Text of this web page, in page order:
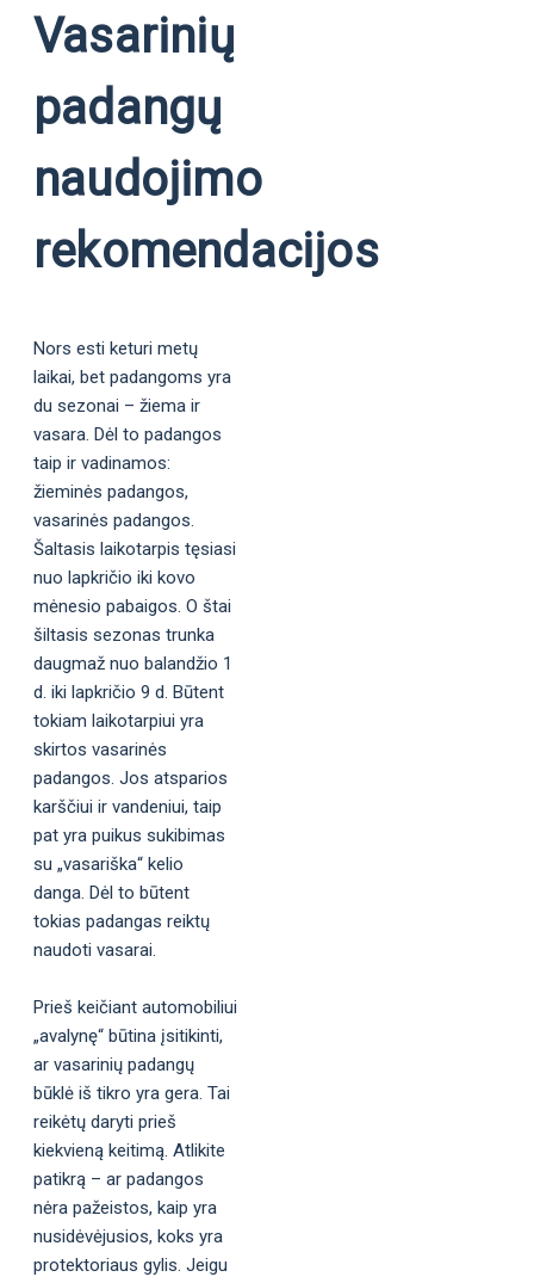
Vasarinių
padangų
naudojimo
rekomendacijos
Nors esti keturi metų
laikai, bet padangoms yra
du sezonai – žiema ir
vasara. Dėl to padangos
taip ir vadinamos:
žieminės padangos,
vasarinės padangos.
Šaltasis laikotarpis tęsiasi
nuo lapkričio iki kovo
mėnesio pabaigos. O štai
šiltasis sezonas trunka
daugmaž nuo balandžio 1
d. iki lapkričio 9 d. Būtent
tokiam laikotarpiui yra
skirtos vasarinės
padangos. Jos atsparios
karščiui ir vandeniui, taip
pat yra puikus sukibimas
su „vasariška“ kelio
danga. Dėl to būtent
tokias padangas reiktų
naudoti vasarai.
Prieš keičiant automobiliui
„avalynę“ būtina įsitikinti,
ar vasarinių padangų
būklė iš tikro yra gera. Tai
reikėtų daryti prieš
kiekvieną keitimą. Atlikite
patikrą – ar padangos
nėra pažeistos, kaip yra
nusidėvėjusios, koks yra
protektoriaus gylis. Jeigu